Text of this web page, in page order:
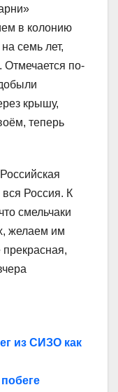
в колонию
семь лет,
по-
крышу,
теперь
Россия. К
смельчаки
желаем им
из СИЗО как